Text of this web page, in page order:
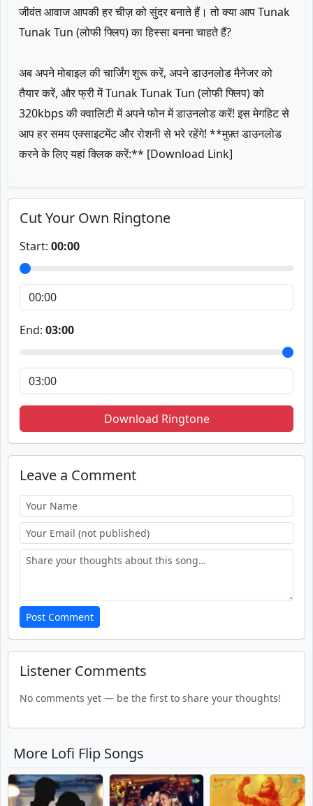
जीवंत आवाज आपकी हर चीज़ को सुंदर बनाते हैं। तो क्या आप Tunak
Tunak Tun (लोफी फ्लिप) का हिस्सा बनना चाहते हैं?
अब अपने मोबाइल की चार्जिंग शुरू करें, अपने डाउनलोड मैनेजर को
तैयार करें, और फ्री में Tunak Tunak Tun (लोफी फ्लिप) को
320kbps की क्वालिटी में अपने फोन में डाउनलोड करें! इस मेगहिट से
आप हर समय एक्साइटमेंट और रोशनी से भरे रहेंगे! **मुफ़्त डाउनलोड
करने के लिए यहां क्लिक करें:** [Download Link]
Cut Your Own Ringtone
Start: 00:00
End: 03:00
Download Ringtone
Leave a Comment
Post Comment
Listener Comments
No comments yet — be the first to share your thoughts!
More Lofi Flip Songs